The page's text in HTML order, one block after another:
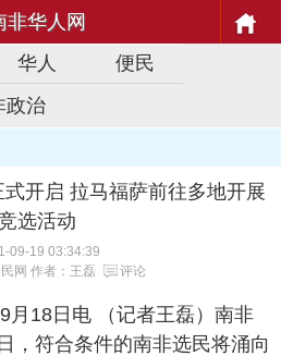
非华人网
华人
便民
政治
开启 拉马福萨前往多地开展
选活动
09-19 03:34:39
网 作者：王磊 评论
月18日电 （记者王磊）南非
，符合条件的南非选民将涌向